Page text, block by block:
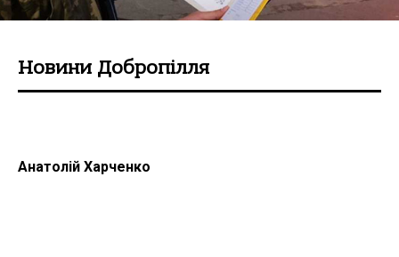
Новини Добропілля
Анатолій Харченко